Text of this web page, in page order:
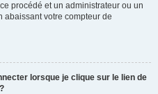
procédé et un administrateur ou un
abaissant votre compteur de
lorsque je clique sur le lien de